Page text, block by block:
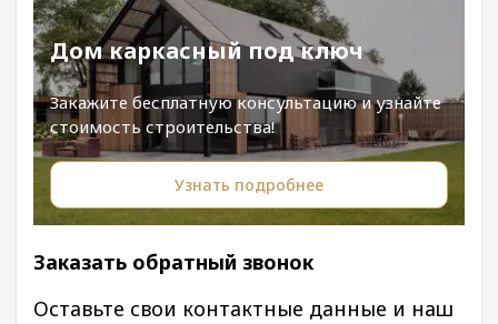
Дом каркасный под ключ
Закажите бесплатную консультацию и узнайте
стоимость строительства!
Узнать подробнее
Заказать обратный звонок
Оставьте свои контактные данные и наш